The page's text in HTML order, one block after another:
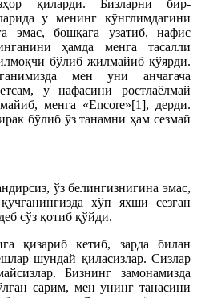
қиларди. Бизларни бир-
у менинг кўнглимдагини
эмас, бошқага узатиб, нафис
ҳамда менга тасалли
бўлиб жилмайиб қўярди.
мен уни анчагача
у нафасини ростлаёлмай
менга «Encore»[1], дерди.
бўлиб ўз танамни ҳам сезмай
ўз белингизнигина эмас,
хўп яхши сезган
сўз қотиб қўйди.
қизариб кетиб, зарда билан
шундай қиласизлар. Сизлар
Бизнинг замонамизда
сарим, мен унинг танасини